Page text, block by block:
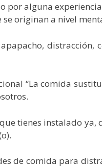
por alguna
originan a nivel
“La comida
tienes instalado
de comida para